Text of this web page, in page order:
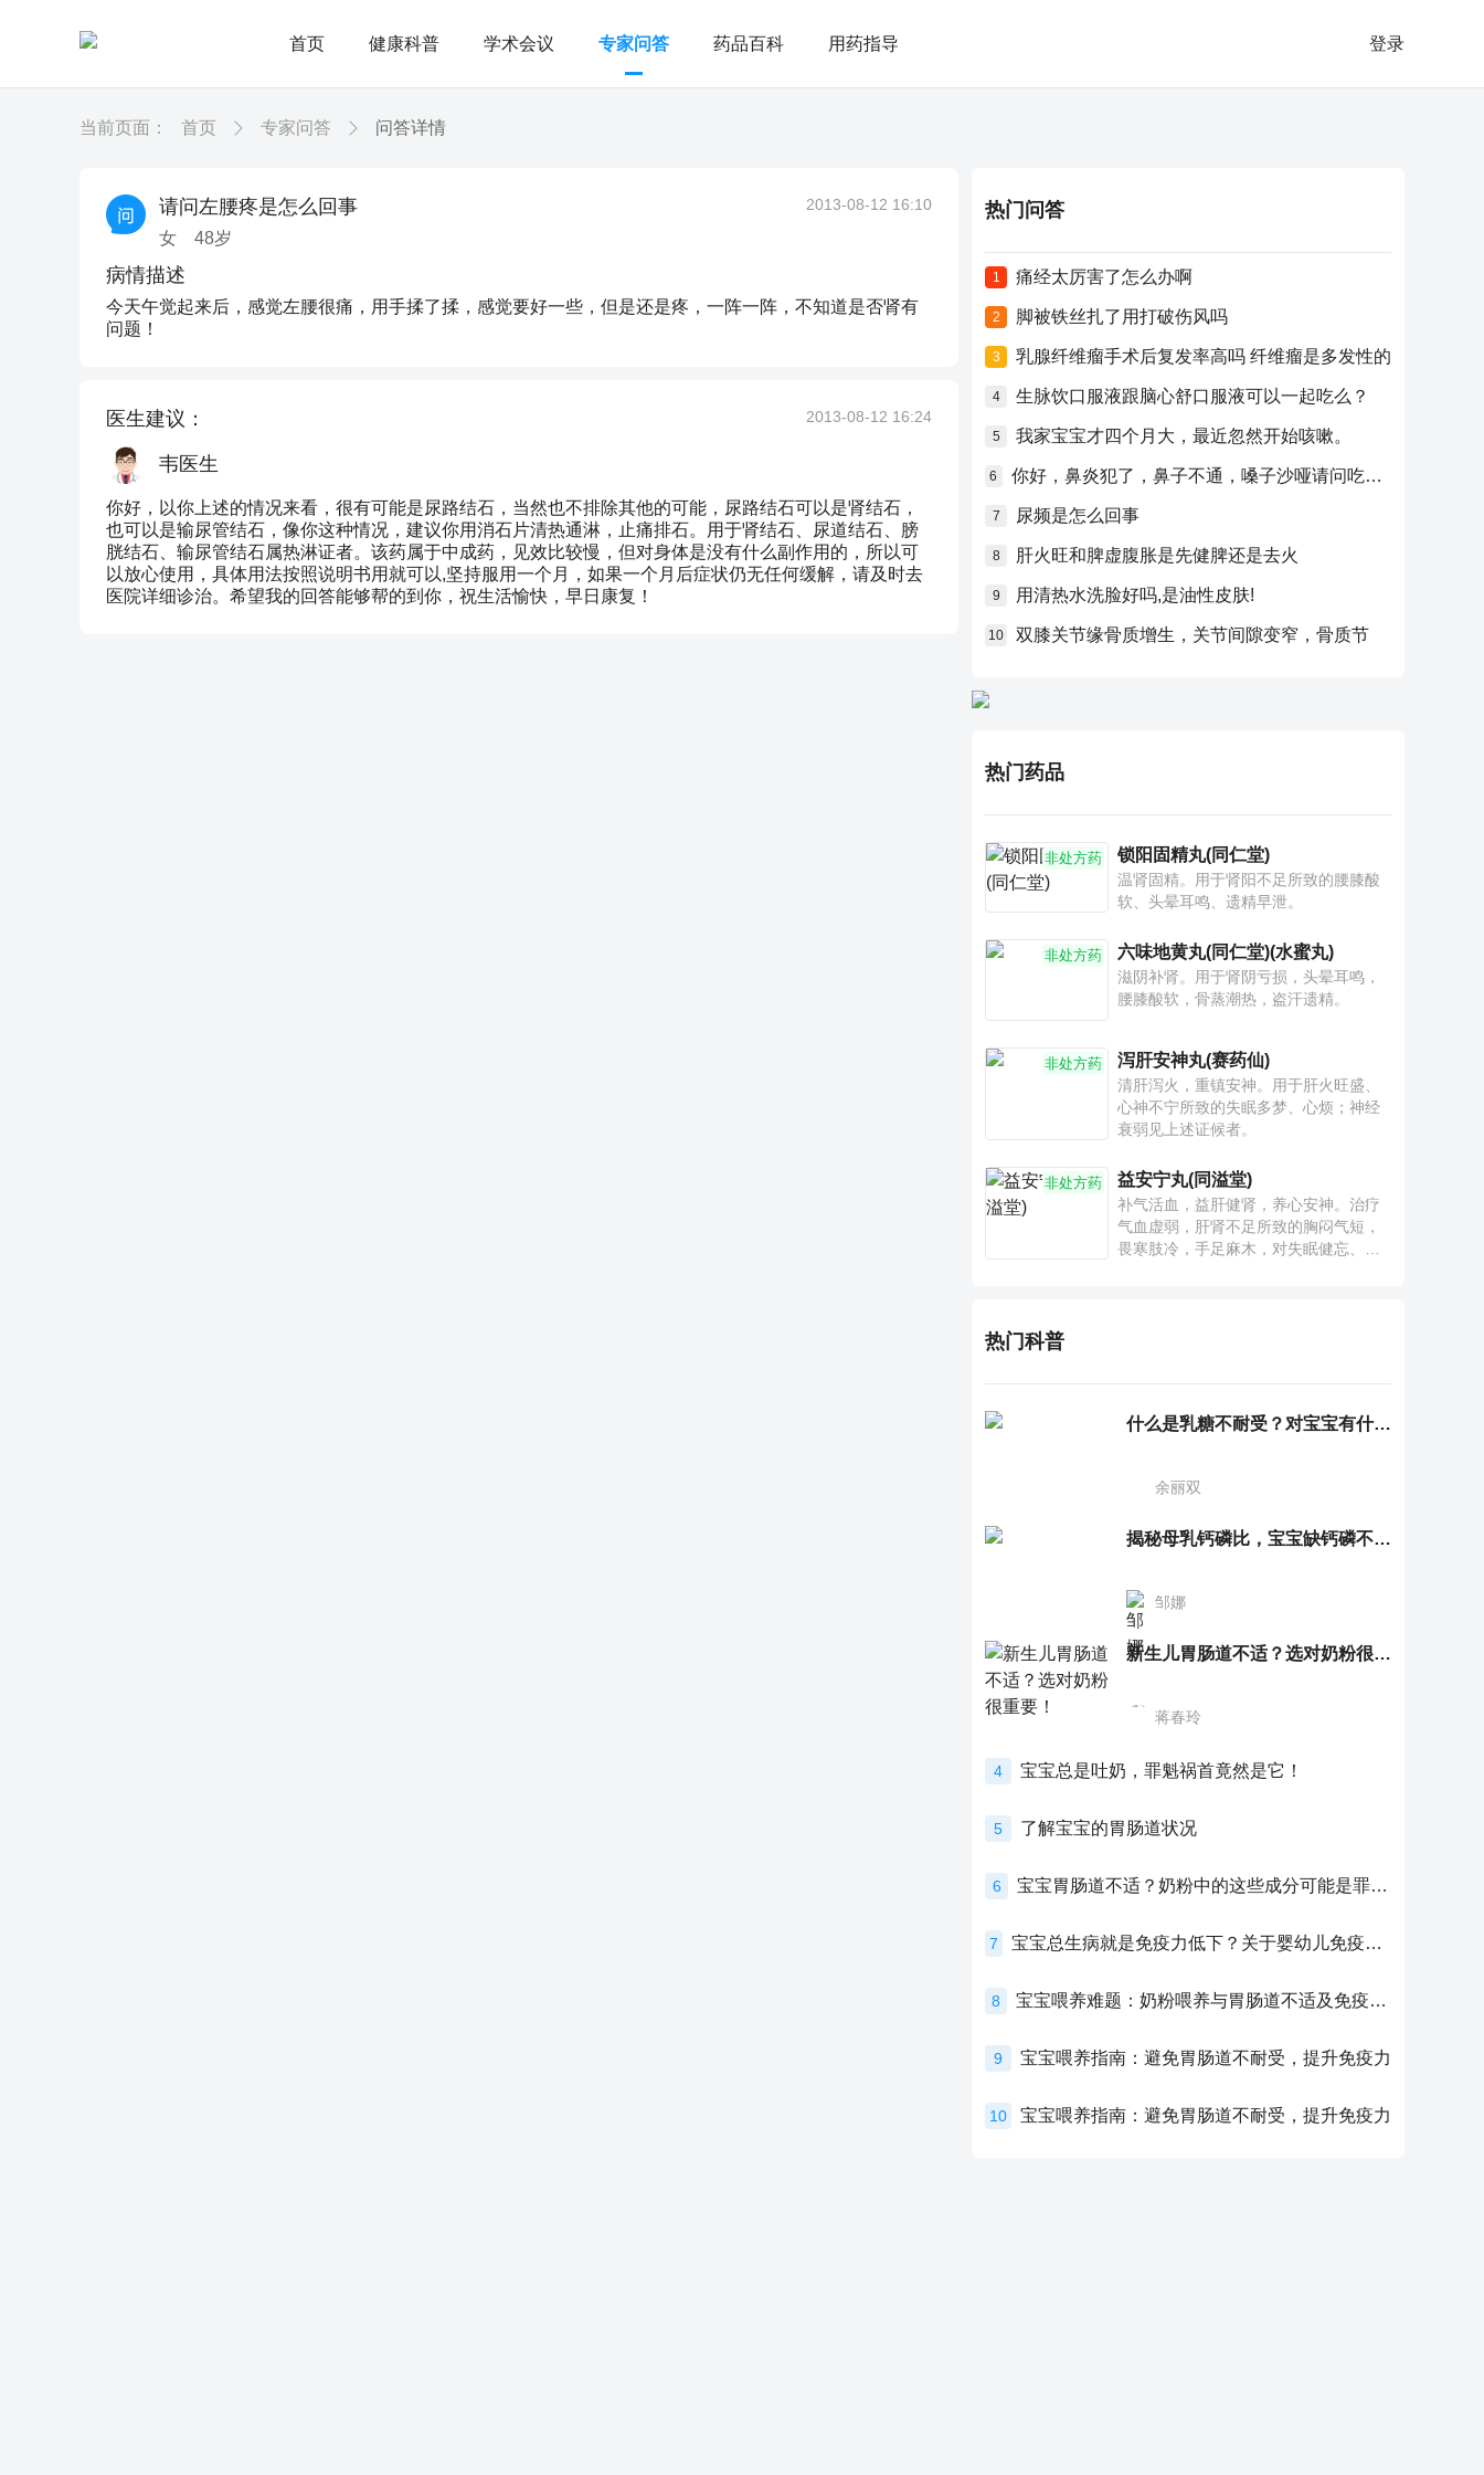
首页 健康科普 学术会议 专家问答 药品百科 用药指导 登录
当前页面： 首页 专家问答 问答详情
请问左腰疼是怎么回事
女 48岁
2013-08-12 16:10
病情描述
今天午觉起来后，感觉左腰很痛，用手揉了揉，感觉要好一些，但是还是疼，一阵一阵，不知道是否肾有
问题！
医生建议： 2013-08-12 16:24
韦医生
你好，以你上述的情况来看，很有可能是尿路结石，当然也不排除其他的可能，尿路结石可以是肾结石，
也可以是输尿管结石，像你这种情况，建议你用消石片清热通淋，止痛排石。用于肾结石、尿道结石、膀
胱结石、输尿管结石属热淋证者。该药属于中成药，见效比较慢，但对身体是没有什么副作用的，所以可
以放心使用，具体用法按照说明书用就可以,坚持服用一个月，如果一个月后症状仍无任何缓解，请及时去
医院详细诊治。希望我的回答能够帮的到你，祝生活愉快，早日康复！
热门问答
1 痛经太厉害了怎么办啊
2 脚被铁丝扎了用打破伤风吗
3 乳腺纤维瘤手术后复发率高吗 纤维瘤是多发性的
4 生脉饮口服液跟脑心舒口服液可以一起吃么？
5 我家宝宝才四个月大，最近忽然开始咳嗽。
6 你好，鼻炎犯了，鼻子不通，嗓子沙哑请问吃什么药比较好？
7 尿频是怎么回事
8 肝火旺和脾虚腹胀是先健脾还是去火
9 用清热水洗脸好吗,是油性皮肤!
10 双膝关节缘骨质增生，关节间隙变窄，骨质节
热门药品
非处方药 锁阳固精丸(同仁堂)
温肾固精。用于肾阳不足所致的腰膝酸
软、头晕耳鸣、遗精早泄。
非处方药 六味地黄丸(同仁堂)(水蜜丸)
滋阴补肾。用于肾阴亏损，头晕耳鸣，
腰膝酸软，骨蒸潮热，盗汗遗精。
非处方药 泻肝安神丸(赛药仙)
清肝泻火，重镇安神。用于肝火旺盛、
心神不宁所致的失眠多梦、心烦；神经
衰弱见上述证候者。
非处方药 益安宁丸(同溢堂)
补气活血，益肝健肾，养心安神。治疗
气血虚弱，肝肾不足所致的胸闷气短，
畏寒肢冷，手足麻木，对失眠健忘、神
热门科普
什么是乳糖不耐受？对宝宝有什么影响？
余丽双
揭秘母乳钙磷比，宝宝缺钙磷不再愁
邹娜
新生儿胃肠道不适？选对奶粉很重要！
蒋春玲
4 宝宝总是吐奶，罪魁祸首竟然是它！
5 了解宝宝的胃肠道状况
6 宝宝胃肠道不适？奶粉中的这些成分可能是罪魁祸首！
7 宝宝总生病就是免疫力低下？关于婴幼儿免疫力的真相，家长必须了解！
8 宝宝喂养难题：奶粉喂养与胃肠道不适及免疫力提升的奥秘
9 宝宝喂养指南：避免胃肠道不耐受，提升免疫力
10 宝宝喂养指南：避免胃肠道不耐受，提升免疫力